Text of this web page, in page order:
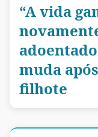
“A vida
muda
filhote